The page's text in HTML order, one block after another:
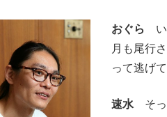
おぐら
い
月も尾行
って逃げ
速水 そっ